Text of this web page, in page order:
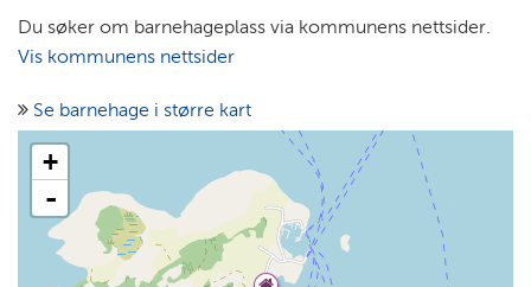
Du søker om barnehageplass via kommunens nettsider.
Vis kommunens nettsider
Se barnehage i større kart
+
-